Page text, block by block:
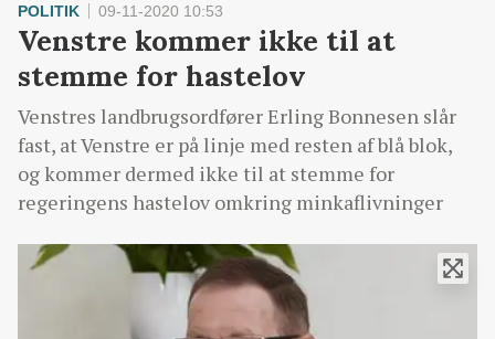
POLITIK 09-11-2020 10:53
Venstre kommer ikke til at
stemme for hastelov
Venstres landbrugsordfører Erling Bonnesen slår
fast, at Venstre er på linje med resten af blå blok,
og kommer dermed ikke til at stemme for
regeringens hastelov omkring minkaflivninger